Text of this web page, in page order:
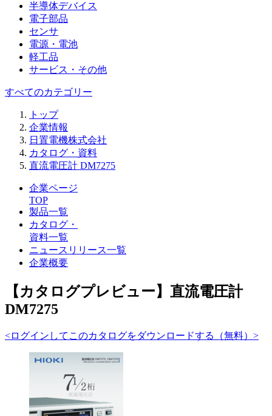
半導体デバイス
電子部品
センサ
電源・電池
軽工品
サービス・その他
すべてのカテゴリー
トップ
企業情報
日置電機株式会社
カタログ・資料
直流電圧計 DM7275
企業ページ
TOP
製品一覧
カタログ・
資料一覧
ニュースリリース一覧
企業概要
【カタログプレビュー】直流電圧計
DM7275
<ログインしてこのカタログをダウンロードする（無料）>